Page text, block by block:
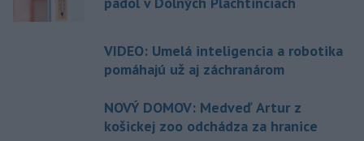
VIDEO: Umelá inteligencia a robotika
pomáhajú už aj záchranárom
NOVÝ DOMOV: Medveď Artur z
košickej zoo odchádza za hranice